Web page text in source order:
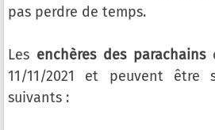
pas perdre de temps.
Les enchères des parachains
11/11/2021 et peuvent être
suivants :